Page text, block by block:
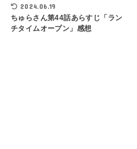
2024.06.19
ちゅらさん第44話あらすじ「ラン
チタイムオープン」感想